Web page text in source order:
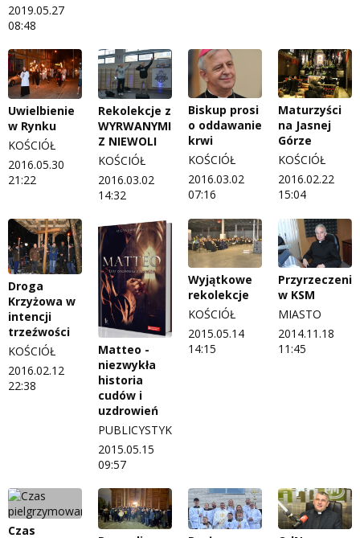
2019.05.27
08:48
Uwielbienie
w Rynku
KOŚCIÓŁ
2016.05.30
21:22
Rekolekcje z
WYRWANYMI
Z NIEWOLI
KOŚCIÓŁ
2016.03.02
14:32
Biskup prosi
o oddawanie
krwi
KOŚCIÓŁ
2016.03.02
07:16
Maturzyści
na Jasnej
Górze
KOŚCIÓŁ
2016.02.22
15:04
Droga
Krzyżowa w
intencji
trzeźwości
KOŚCIÓŁ
2016.02.12
22:38
Matteo -
niezwykła
historia
cudów i
uzdrowień
PUBLICYSTYKA
2015.05.15
09:57
Wyjątkowe
rekolekcje
KOŚCIÓŁ
2015.05.14
14:15
Przyrzeczenia
w KSM
MIASTO
2014.11.18
11:45
Czas